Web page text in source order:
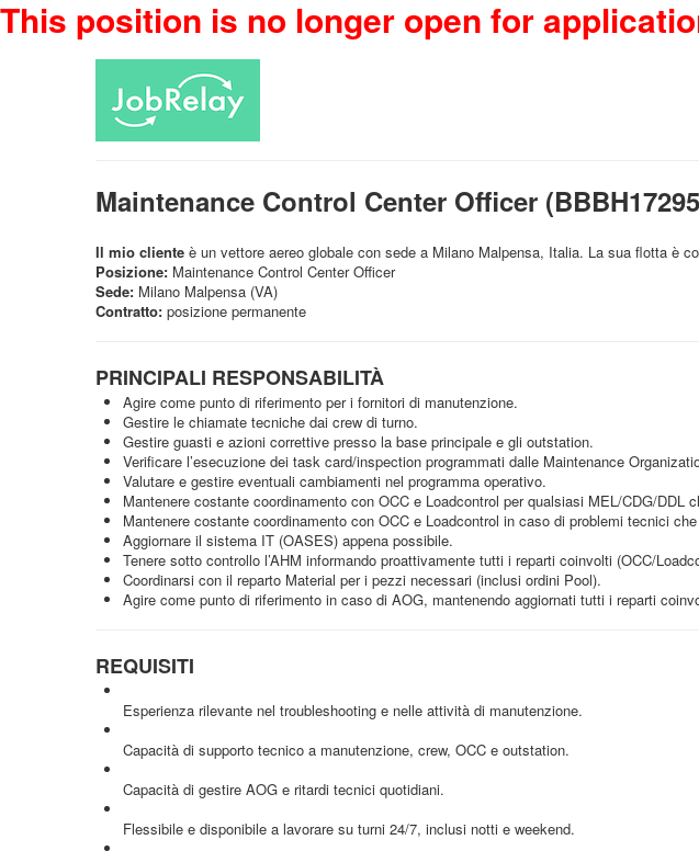
This position is no longer open for
Maintenance Control Center Officer
Il mio cliente è un vettore aereo globale con sede a Milano Malpensa, Italia. La sua flotta è
Posizione: Maintenance Control Center Officer
Sede: Milano Malpensa (VA)
Contratto: posizione permanente
PRINCIPALI RESPONSABILITÀ
Agire come punto di riferimento per i fornitori di manutenzione.
Gestire le chiamate tecniche dai crew di turno.
Gestire guasti e azioni correttive presso la base principale e gli outstation.
Verificare l’esecuzione dei task card/inspection programmati dalle Maintenance
Valutare e gestire eventuali cambiamenti nel programma operativo.
Mantenere costante coordinamento con OCC e Loadcontrol per qualsiasi MEL/CDG/
Mantenere costante coordinamento con OCC e Loadcontrol in caso di problemi tecnici
Aggiornare il sistema IT (OASES) appena possibile.
Tenere sotto controllo l’AHM informando proattivamente tutti i reparti coinvolti (OCC/
Coordinarsi con il reparto Material per i pezzi necessari (inclusi ordini Pool).
Agire come punto di riferimento in caso di AOG, mantenendo aggiornati tutti i reparti
REQUISITI
Esperienza rilevante nel troubleshooting e nelle attività di manutenzione.
Capacità di supporto tecnico a manutenzione, crew, OCC e outstation.
Capacità di gestire AOG e ritardi tecnici quotidiani.
Flessibile e disponibile a lavorare su turni 24/7, inclusi notti e weekend.